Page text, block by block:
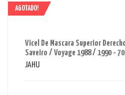
AGOTADO!
Vicel De Mascara Superior
Saveiro / Voyage 1988 / 1990 -
JAHU